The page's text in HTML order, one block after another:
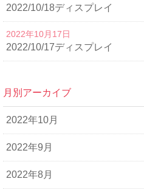
2022/10/18ディスプレイ
2022/10/17ディスプレイ
2022年10月17日
月別アーカイブ
2022年10月
2022年9月
2022年8月